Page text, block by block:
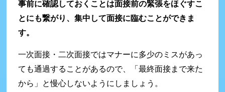
事前に確認しておくことは面接前の緊張をほぐすこ
とにも繋がり、集中して面接に臨むことができま
す。
一次面接・二次面接ではマナーに多少のミスがあっ
ても通過することがあるので、「最終面接まで来た
から」と慢心しないようにしましょう。